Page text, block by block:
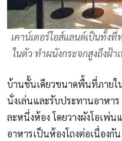
เคาน์เตอร์ไอส์แลนด์เป็นทั้งที่
ในตัว ทำผนังกระจกสูงถึงฝ้า
บ้านชั้นเดียวขนาดพื้นที่ภายใ
นั่งเล่นและรับประทานอาหา
ละหนึ่งห้อง โดยวางผังโอเพ่
อาหารเป็นห้องโถงต่อเนื่องกั